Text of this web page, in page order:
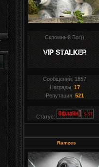
Скромный Бог))
Сообщений: 1857
Награды: 17
Репутация: 521
Статус:
Ramzes